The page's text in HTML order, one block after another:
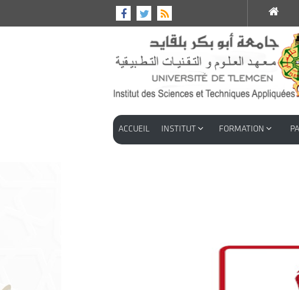
ACCUEIL INSTITUT FORMATION